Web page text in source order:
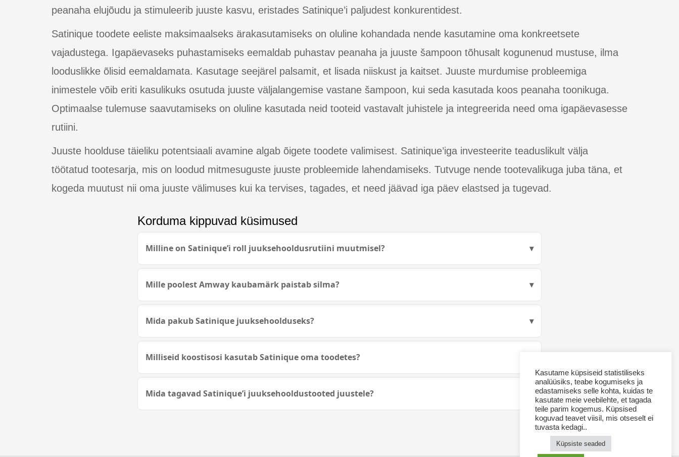
peanaha elujõudu ja stimuleerib juuste kasvu, eristades Satinique’i paljudest konkurentidest.
Satinique toodete eeliste maksimaalseks ärakasutamiseks on oluline kohandada nende kasutamine oma konkreetsete
vajadustega. Igapäevaseks puhastamiseks eemaldab puhastav peanaha ja juuste šampoon tõhusalt kogunenud mustuse, ilma
looduslikke õlisid eemaldamata. Kasutage seejärel palsamit, et lisada niiskust ja kaitset. Juuste murdumise probleemiga
inimestele võib eriti kasulikuks osutuda juuste väljalangemise vastane šampoon, kui seda kasutada koos peanaha toonikuga.
Optimaalse tulemuse saavutamiseks on oluline kasutada neid tooteid vastavalt juhistele ja integreerida need oma igapäevasesse
rutiini.
Juuste hoolduse täieliku potentsiaali avamine algab õigete toodete valimisest. Satinique’iga investeerite teaduslikult välja
töötatud tootesarja, mis on loodud mitmesuguste juuste probleemide lahendamiseks. Tutvuge nende tootevalikuga juba täna, et
kogeda muutust nii oma juuste välimuses kui ka tervises, tagades, et need jäävad iga päev elastsed ja tugevad.
Korduma kippuvad küsimused
Milline on Satinique’i roll juuksehooldusrutiini muutmisel?
Mille poolest Amway kaubamärk paistab silma?
Mida pakub Satinique juuksehoolduseks?
Milliseid koostisosi kasutab Satinique oma toodetes?
Mida tagavad Satinique’i juuksehooldustooted juustele?
Kasutame küpsiseid statistiliseks
analüüsiks, teabe kogumiseks ja
edastamiseks selle kohta, kuidas te
kasutate meie veebilehte, et tagada
teile parim kogemus. Küpsised
koguvad teavet viisil, mis otseselt ei
tuvasta kedagi..
Küpsiste seaded